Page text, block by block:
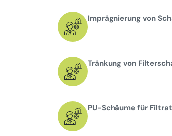
Imprägnierung von
Tränkung von
PU-Schäume für